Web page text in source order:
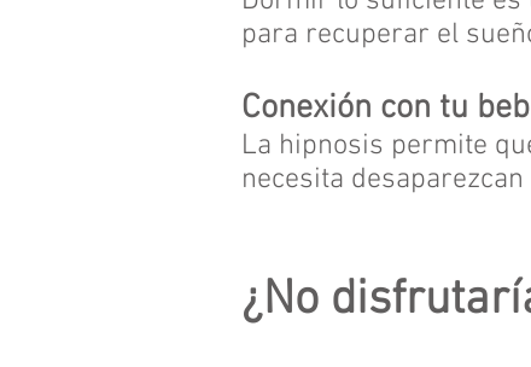
para recuperar el
Conexión con tu
La hipnosis permite
necesita
¿No